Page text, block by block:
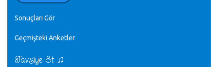
♪
sayın müfit bey bilgilerinizi kontrol edi 6440 sayılı cso
CÜNEYT BALKIZ - 15.11.2022
Sonuçları Gör
Geçmişteki Anketler
Tavsiye Et ♫